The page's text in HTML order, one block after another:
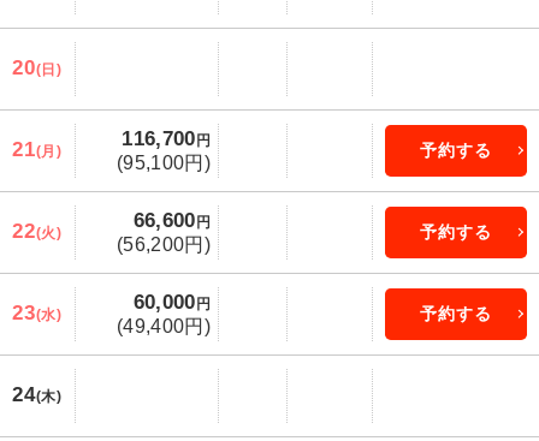
20(日)
21(月)
116,700円
(95,100円)
予約する
22(火)
66,600円
(56,200円)
予約する
23(水)
60,000円
(49,400円)
予約する
24(木)